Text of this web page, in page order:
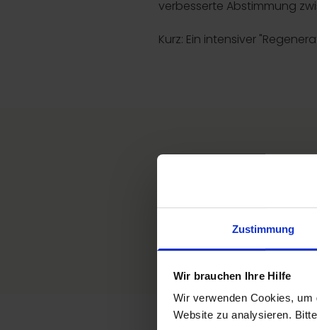
Zustimmung
Wir brauchen Ihre Hilfe
Wir verwenden Cookies,
Website zu analysieren.
verbesserte Abstimmung
Kurz: Ein intensiver
Was ist PRP?
PRP (plättchenreiches
Wachstumsfaktoren. Es